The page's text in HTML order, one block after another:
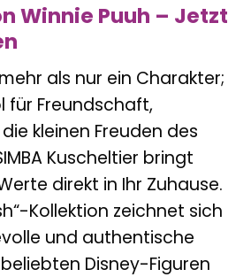
Winnie Puuh – Jetzt
als nur ein Charakter;
für Freundschaft,
kleinen Freuden des
Kuscheltier bringt
direkt in Ihr Zuhause.
Kollektion zeichnet sich
und authentische
Disney-Figuren